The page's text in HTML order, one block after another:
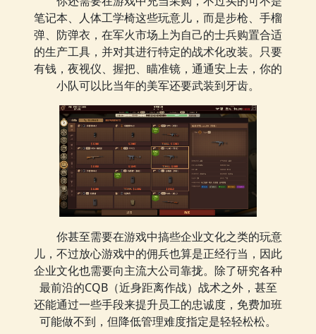
笔记本、人体工学椅这些玩意儿，而是步枪、手榴
弹、防弹衣，在军火市场上为自己的士兵购置合适
的生产工具，并对其进行特定的战术化改装。只要
有钱，夜视仪、握把、瞄准镜，通通安上去，你的
小队可以比当年的美军还要武装到牙齿。
你甚至需要在游戏中搞些企业文化之类的玩意
儿，不过放心游戏中的佣兵也算是正经行当，因此
企业文化也需要向主流大公司靠拢。除了研究各种
最前沿的CQB（近身距离作战）战术之外，甚至
还能通过一些手段来提升员工的忠诚度，免费加班
可能做不到，但降低管理难度指定是轻轻松松。